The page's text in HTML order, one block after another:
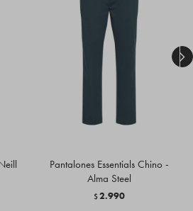
Pantalones Essentials Chino -
Alma Steel
$2.990
